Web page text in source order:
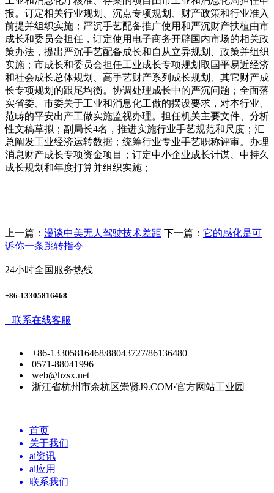
报。订定相关行业规划、沉点专项规划、财产政策和行业准入
前提并组织实施；严沉手艺配备推广使用和严沉财产扶植由市
成长和委员会担任，订定使用电子商务开辟国内市场的相关政
策办法，提出严沉手艺配备成长和自从立异规划、政策并组织
实施；市成长和委员会担任工业成长专项规划取国平易近经济
和社会成长总体规划、高手艺财产系列成长规划、其它财产成
长专项规划的跟尾均衡。协调处理成长中的严沉问题；全面落
实省委、市委关于工业和消息化工做的摆设要求，对本行业、
范畴的平安出产工做实施监视办理。担任机关主要文件、分析
性文稿草拟；副局长4名，推进实施行业手艺规范和尺度；汇
总阐发工业经济运转数据；统筹行业专业手艺职称评审。办理
消息财产成长专项资金项目；订定中小企业成长计谋、中持久
成长规划和年度打算并组织实施；
上一篇： 漫谈中美无人驾驶技术差距 下一篇： 它的感化是可
诉你一条跳转指令
24小时全国服务热线
+86-13305816468
联系在线客服
+86-13305816468/88043727/86136480
0571-88041996
web@hzsx.net
浙江省杭州市余杭区崇贤J9.COM·官方网站工业园
首页
关于我们
ai资讯
ai应用
联系我们